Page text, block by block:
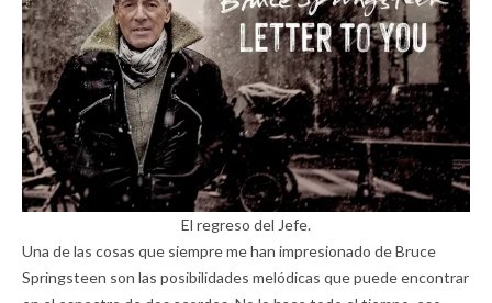
El regreso del Jefe.
Una de las cosas que siempre me han impresionado de Bruce
Springsteen son las posibilidades melódicas que puede encontrar